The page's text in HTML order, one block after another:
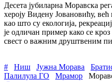
Десета јубиларна Моравска
хероју Видену Јовановићу,
као што су екологија,
је одличан пример како се
свест о важним друштвеним
# Ниш Јужна Морава
Палилула ГО
Мрамор